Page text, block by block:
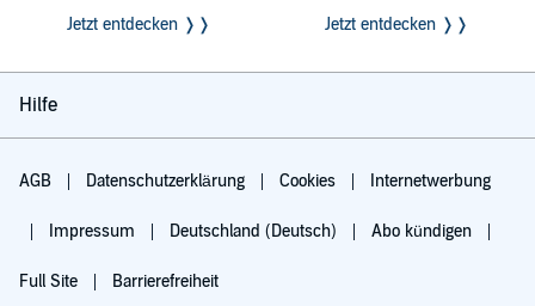
Jetzt entdecken ❭❭
Jetzt entdecken ❭❭
Hilfe
AGB Datenschutzerklärung Cookies Internetwerbung
Impressum Deutschland (Deutsch) Abo kündigen
Full Site Barrierefreiheit